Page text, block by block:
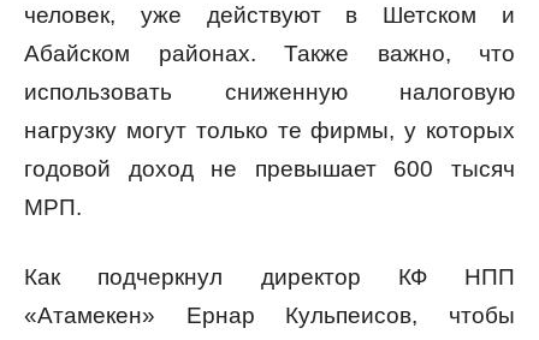
человек, уже действуют в Шетском и
Абайском районах. Также важно, что
использовать сниженную налоговую
нагрузку могут только те фирмы, у которых
годовой доход не превышает 600 тысяч
МРП.
Как подчеркнул директор КФ НПП
«Атамекен» Ернар Кульпеисов, чтобы